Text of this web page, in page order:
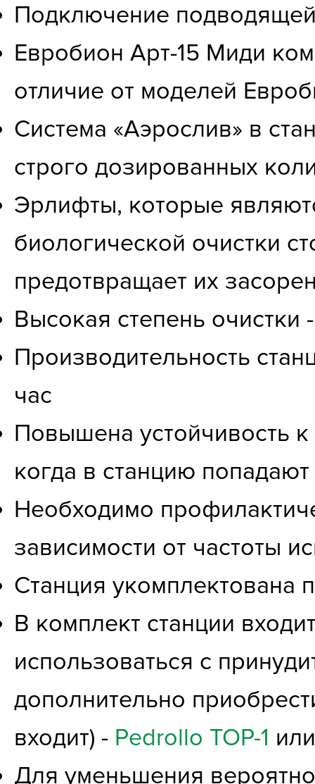
Подключение
Евробион Арт-15 Миди
отличие от моделей
Система «Аэрослив» в
строго дозированных
Эрлифты, которые
биологической очистки
предотвращает их
Высокая степень очистки
Производительность
час
Повышена устойчивость к
когда в станцию
Необходимо
зависимости от частоты
Станция
В комплект станции
использоваться с
дополнительно
входит) - Pedrollo TOP-1
Для уменьшения